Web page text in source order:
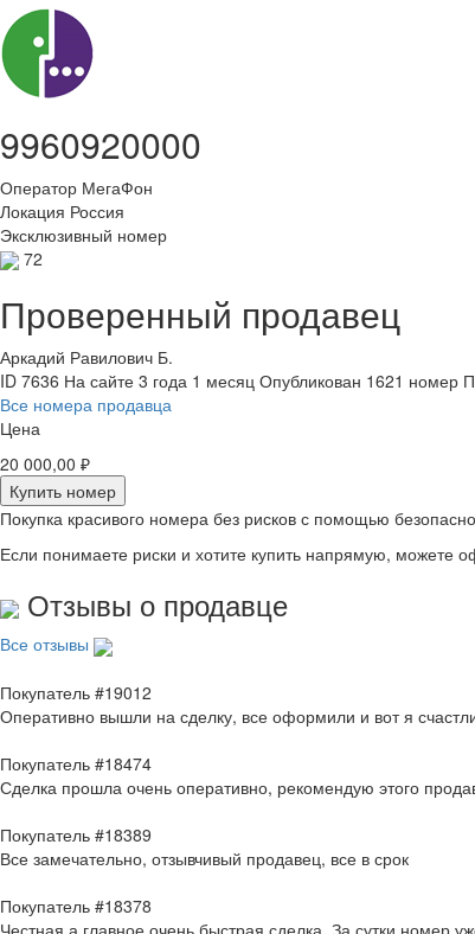
9960920000
Оператор МегаФон
Локация Россия
Эксклюзивный номер
72
Проверенный продавец
Аркадий Равилович Б.
ID 7636 На сайте 3 года 1 месяц Опубликован 1621 номер
Все номера продавца
Цена
20 000,00 ₽
Купить номер
Покупка красивого номера без рисков с помощью
Если понимаете риски и хотите купить напрямую, можете
Отзывы о продавце
Все отзывы
Покупатель #19012
Оперативно вышли на сделку, все оформили и вот я
Покупатель #18474
Сделка прошла очень оперативно, рекомендую этого
Покупатель #18389
Все замечательно, отзывчивый продавец, все в срок
Покупатель #18378
Честная а главное очень быстрая сделка. За сутки номер